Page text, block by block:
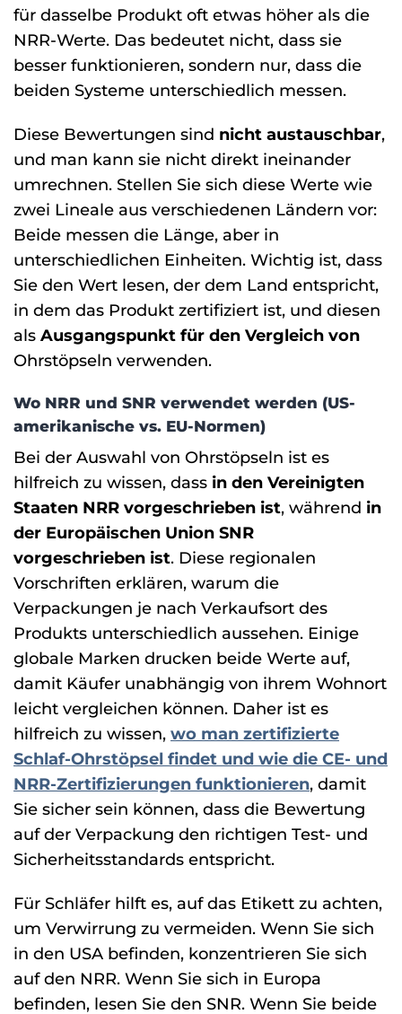
für dasselbe Produkt oft etwas höher als die
NRR-Werte. Das bedeutet nicht, dass sie
besser funktionieren, sondern nur, dass die
beiden Systeme unterschiedlich messen.
Diese Bewertungen sind nicht austauschbar,
und man kann sie nicht direkt ineinander
umrechnen. Stellen Sie sich diese Werte wie
zwei Lineale aus verschiedenen Ländern vor:
Beide messen die Länge, aber in
unterschiedlichen Einheiten. Wichtig ist, dass
Sie den Wert lesen, der dem Land entspricht,
in dem das Produkt zertifiziert ist, und diesen
als Ausgangspunkt für den Vergleich von
Ohrstöpseln verwenden.
Wo NRR und SNR verwendet werden (US-
amerikanische vs. EU-Normen)
Bei der Auswahl von Ohrstöpseln ist es
hilfreich zu wissen, dass in den Vereinigten
Staaten NRR vorgeschrieben ist, während in
der Europäischen Union SNR
vorgeschrieben ist. Diese regionalen
Vorschriften erklären, warum die
Verpackungen je nach Verkaufsort des
Produkts unterschiedlich aussehen. Einige
globale Marken drucken beide Werte auf,
damit Käufer unabhängig von ihrem Wohnort
leicht vergleichen können. Daher ist es
hilfreich zu wissen, wo man zertifizierte
Schlaf-Ohrstöpsel findet und wie die CE- und
NRR-Zertifizierungen funktionieren, damit
Sie sicher sein können, dass die Bewertung
auf der Verpackung den richtigen Test- und
Sicherheitsstandards entspricht.
Für Schläfer hilft es, auf das Etikett zu achten,
um Verwirrung zu vermeiden. Wenn Sie sich
in den USA befinden, konzentrieren Sie sich
auf den NRR. Wenn Sie sich in Europa
befinden, lesen Sie den SNR. Wenn Sie beide